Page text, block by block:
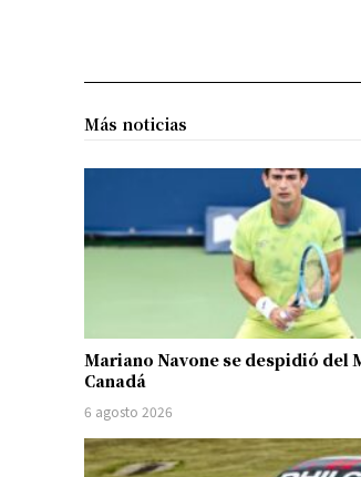
Más noticias
Mariano Navone se despidió del
Canadá
6 agosto 2026